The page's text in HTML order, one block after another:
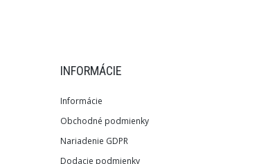
INFORMÁCIE
Informácie
Obchodné podmienky
Nariadenie GDPR
Dodacie podmienky